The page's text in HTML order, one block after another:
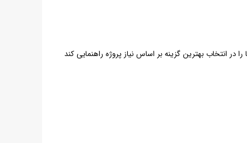
انتخاب بهترین گزینه بر اساس نیاز پروژه راهنمایی کند